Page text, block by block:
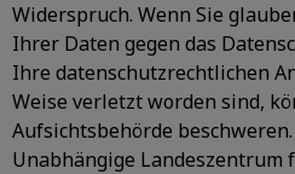
Widerspruch. Wenn Sie
Ihrer Daten gegen das
Ihre datenschutzrechtlichen
Weise verletzt worden sind,
Aufsichtsbehörde
Unabhängige Landeszentrum